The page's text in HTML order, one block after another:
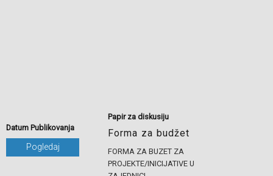
Datum Publikovanja
Pogledaj
Papir za diskusiju
Forma za budžet
FORMA ZA BUZET ZA
PROJEKTE/INICIJATIVE U